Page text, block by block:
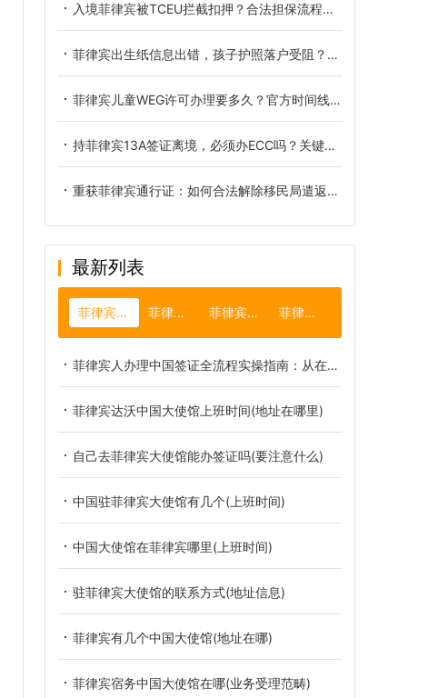
入境菲律宾被TCEU拦截扣押？合法担保流程与关键注意事项解析
菲律宾出生纸信息出错，孩子护照落户受阻？PSA官方更正全攻略
菲律宾儿童WEG许可办理要多久？官方时间线与避坑指南
持菲律宾13A签证离境，必须办ECC吗？关键区别与办理全解
重获菲律宾通行证：如何合法解除移民局遣返令与黑名单限制
最新列表
菲律宾大使馆 菲律宾绿卡 菲律宾出生纸 菲律宾租房
菲律宾人办理中国签证全流程实操指南：从在线申请到成功获签的最新避坑攻略
菲律宾达沃中国大使馆上班时间(地址在哪里)
自己去菲律宾大使馆能办签证吗(要注意什么)
中国驻菲律宾大使馆有几个(上班时间)
中国大使馆在菲律宾哪里(上班时间)
驻菲律宾大使馆的联系方式(地址信息)
菲律宾有几个中国大使馆(地址在哪)
菲律宾宿务中国大使馆在哪(业务受理范畴)